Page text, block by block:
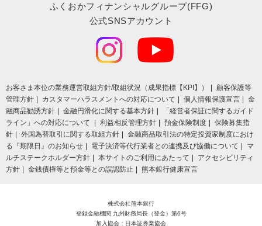
ふくおかフィナンシャルグループ(FFG)
公式SNSアカウント
お客さま本位の業務運営取組⽅針/取組状況（成果指標【KPI】）
顧客保護等
管理方針
カスタマーハラスメントへの対応について 個人情報保護宣言
金
融商品勧誘方針
金融円滑化に関する基本方針
「経営者保証に関するガイド
ライン」への対応について
利益相反管理方針 預金保険制度
保険募集指
針
外国為替取引に関する取組方針
金融商品取引法の特定投資家制度におけ
る『期限日』のお知らせ
電子決済等代行業者との連携及び協働について
マ
ルチステークホルダー方針
本サイトのご利用にあたって
アクセシビリティ
方針
金銭債権等と預金等との誤認防止 熊本銀行健康宣言
株式会社熊本銀行
登録金融機関 九州財務局長（登金）第6号
加入協会：日本証券業協会